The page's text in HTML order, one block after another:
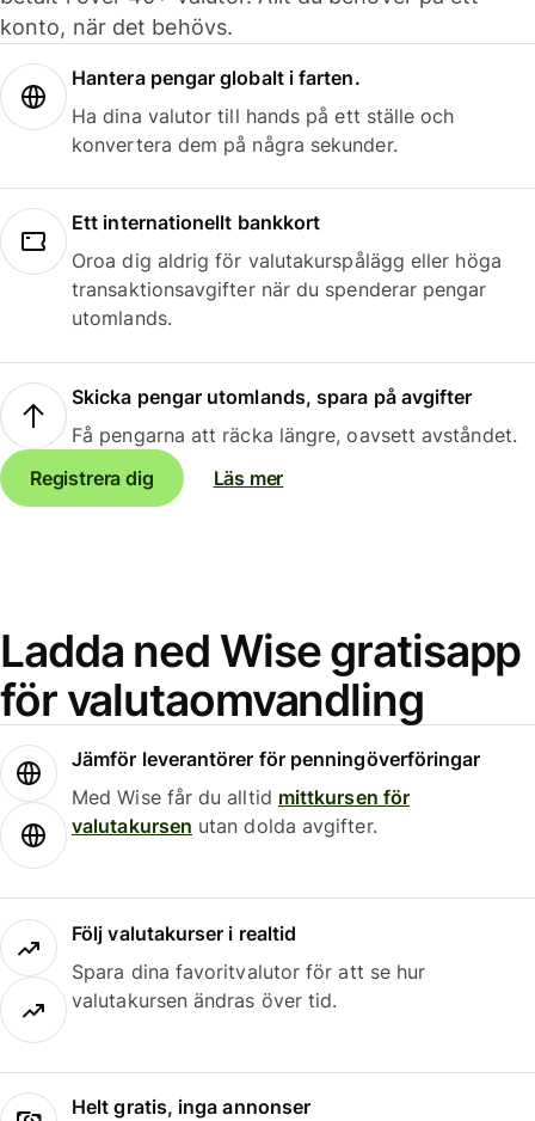
konto, när det behövs.
Hantera pengar globalt i farten.
Ha dina valutor till hands på ett ställe och
konvertera dem på några sekunder.
Ett internationellt bankkort
Oroa dig aldrig för valutakurspålägg eller höga
transaktionsavgifter när du spenderar pengar
utomlands.
Skicka pengar utomlands, spara på avgifter
Få pengarna att räcka längre, oavsett avståndet.
Registrera dig
Läs mer
Ladda ned Wise gratisapp
för valutaomvandling
Jämför leverantörer för penningöverföringar
Med Wise får du alltid mittkursen för
valutakursen utan dolda avgifter.
Följ valutakurser i realtid
Spara dina favoritvalutor för att se hur
valutakursen ändras över tid.
Helt gratis, inga annonser